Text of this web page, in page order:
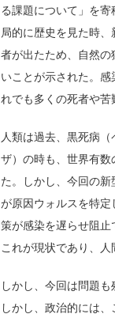
る課題について」を
局的に歴史を見た時
者が出たため、自然
いことが示された。
れでも多くの死者や苦
人類は過去、黒死病
ザ）の時も、世界有
た。しかし、今回の
が原因ウォルスを特
策が感染を遅らせ阻止
これが現状であり、人
しかし、今回は問題
しかし、政治的には